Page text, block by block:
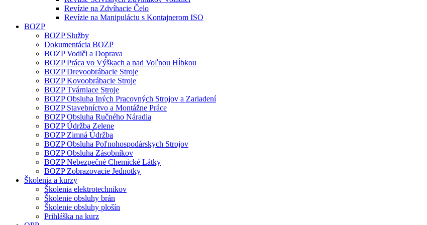
Revízie na Zdvíhacie Čelo
Revízie na Manipuláciu s Kontajnerom ISO
BOZP
BOZP Služby
Dokumentácia BOZP
BOZP Vodiči a Doprava
BOZP Práca vo Výškach a nad Voľnou Hĺbkou
BOZP Drevoobrábacie Stroje
BOZP Kovoobrábacie Stroje
BOZP Tvárniace Stroje
BOZP Obsluha Iných Pracovných Strojov a Zariadení
BOZP Stavebníctvo a Montážne Práce
BOZP Obsluha Ručného Náradia
BOZP Údržba Zelene
BOZP Zimná Údržba
BOZP Obsluha Poľnohospodárskych Strojov
BOZP Obsluha Zásobníkov
BOZP Nebezpečné Chemické Látky
BOZP Zobrazovacie Jednotky
Školenia a kurzy
Školenia elektrotechnikov
Školenie obsluhy brán
Školenie obsluhy plošín
Prihláška na kurz